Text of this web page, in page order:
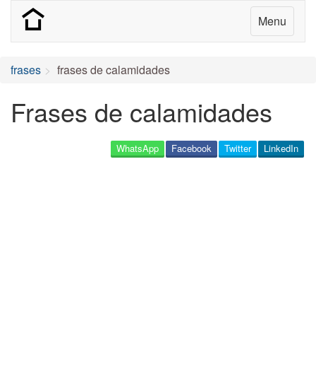
Menu
frases frases de calamidades
Frases de calamidades
LinkedIn
Twitter
Facebook
WhatsApp